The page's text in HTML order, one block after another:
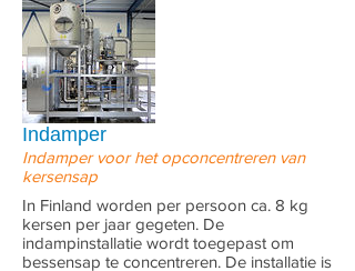
Indamper
Indamper voor het opconcentreren van
kersensap
In Finland worden per persoon ca. 8 kg
kersen per jaar gegeten. De
indampinstallatie wordt toegepast om
bessensap te concentreren. De installatie is